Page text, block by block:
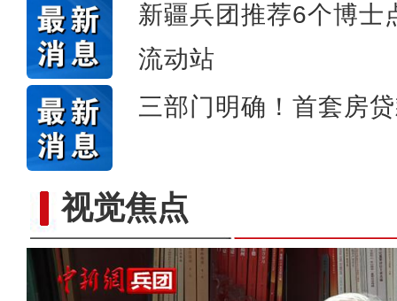
新疆兵团推荐6个博士
流动站
三部门明确！首套房
视觉焦点文克孝：《天山之子张仲瀚